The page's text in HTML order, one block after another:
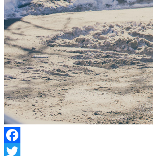
Facebook